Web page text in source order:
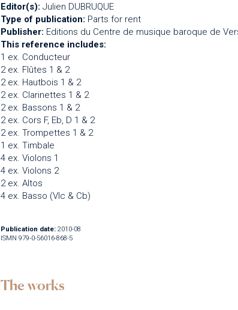
Editor(s): Julien DUBRUQUE
Type of publication: Parts for rent
Publisher: Editions du Centre de musique baroque de
This reference includes:
1 ex. Conducteur
2 ex. Flûtes 1 & 2
2 ex. Hautbois 1 & 2
2 ex. Clarinettes 1 & 2
2 ex. Bassons 1 & 2
2 ex. Cors F, Eb, D 1 & 2
2 ex. Trompettes 1 & 2
1 ex. Timbale
4 ex. Violons 1
4 ex. Violons 2
2 ex. Altos
4 ex. Basso (Vlc & Cb)
Publication date: 2010-08
ISMN 979-0-56016-868-5
The works